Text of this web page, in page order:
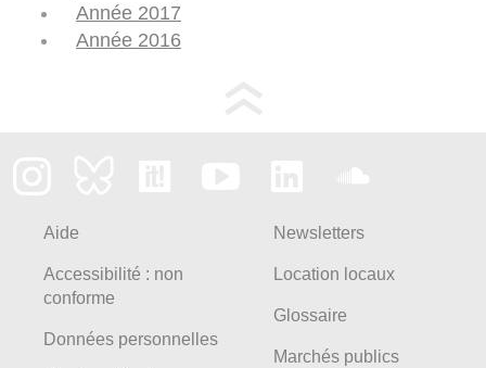
Année 2017
Année 2016
Aide
Accessibilité : non
conforme
Données personnelles
Newsletters
Location locaux
Glossaire
Marchés publics